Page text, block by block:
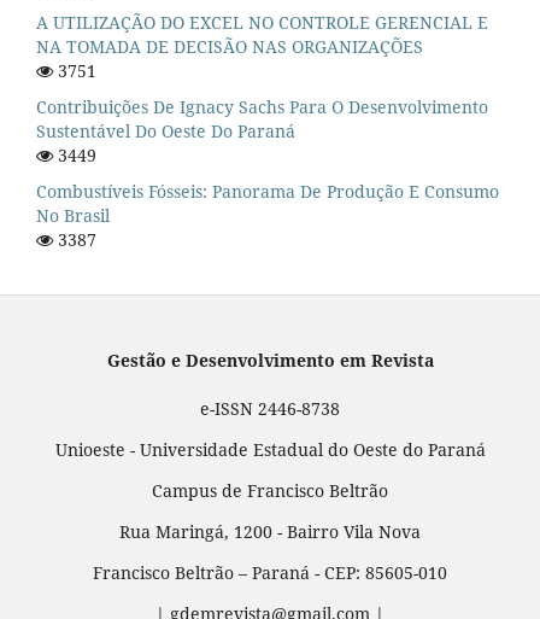
A UTILIZAÇÃO DO EXCEL NO CONTROLE GERENCIAL E
NA TOMADA DE DECISÃO NAS ORGANIZAÇÕES
3751
Contribuições De Ignacy Sachs Para O Desenvolvimento
Sustentável Do Oeste Do Paraná
3449
Combustíveis Fósseis: Panorama De Produção E Consumo
No Brasil
3387
Gestão e Desenvolvimento em Revista
e-ISSN 2446-8738
Unioeste - Universidade Estadual do Oeste do Paraná
Campus de Francisco Beltrão
Rua Maringá, 1200 - Bairro Vila Nova
Francisco Beltrão – Paraná - CEP: 85605-010
| gdemrevista@gmail.com |